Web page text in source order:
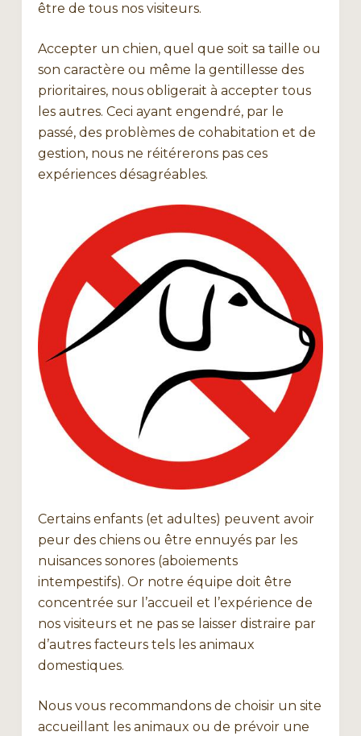
être de tous nos visiteurs.
Accepter un chien, quel que soit sa taille ou
son caractère ou même la gentillesse des
prioritaires, nous obligerait à accepter tous
les autres. Ceci ayant engendré, par le
passé, des problèmes de cohabitation et de
gestion, nous ne réitérerons pas ces
expériences désagréables.
Certains enfants (et adultes) peuvent avoir
peur des chiens ou être ennuyés par les
nuisances sonores (aboiements
intempestifs). Or notre équipe doit être
concentrée sur l’accueil et l’expérience de
nos visiteurs et ne pas se laisser distraire par
d’autres facteurs tels les animaux
domestiques.
Nous vous recommandons de choisir un site
accueillant les animaux ou de prévoir une